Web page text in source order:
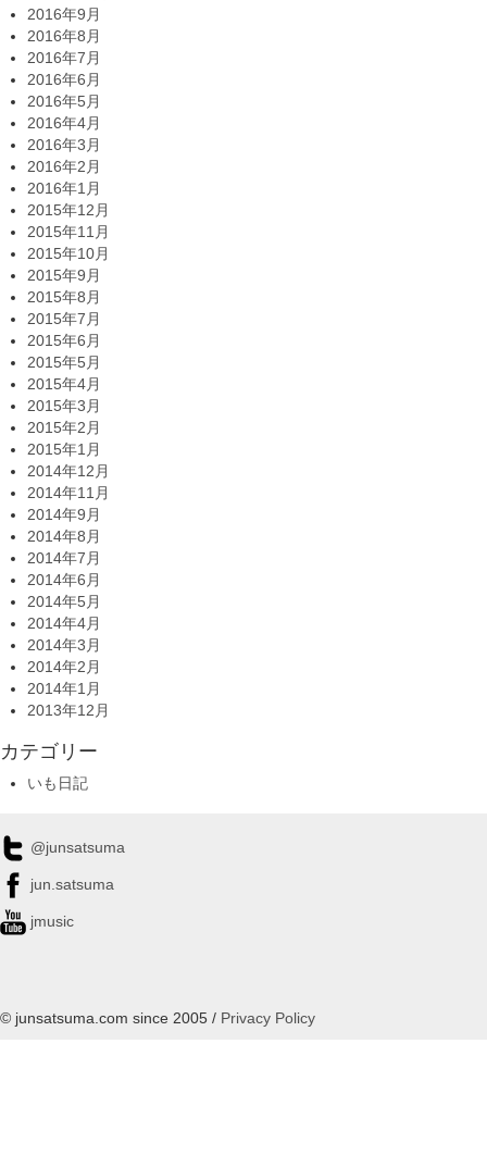
2016年9月
2016年8月
2016年7月
2016年6月
2016年5月
2016年4月
2016年3月
2016年2月
2016年1月
2015年12月
2015年11月
2015年10月
2015年9月
2015年8月
2015年7月
2015年6月
2015年5月
2015年4月
2015年3月
2015年2月
2015年1月
2014年12月
2014年11月
2014年9月
2014年8月
2014年7月
2014年6月
2014年5月
2014年4月
2014年3月
2014年2月
2014年1月
2013年12月
カテゴリー
いも日記
@junsatsuma
jun.satsuma
jmusic
© junsatsuma.com since 2005 / Privacy Policy